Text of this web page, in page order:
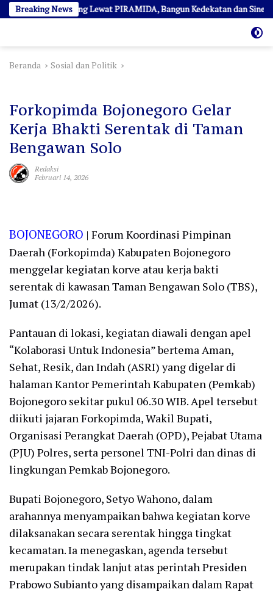
Langsung
ke
Breaking News
Ngopi Bareng Lewat PIRAMIDA, Bangun Kedekatan dan Sinergi
Beranda Sosial dan Politik
Forkopimda Bojonegoro Gelar
Kerja Bhakti Serentak di Taman
Bengawan Solo
Redaksi
Februari 14, 2026
BOJONEGORO | Forum Koordinasi Pimpinan
Daerah (Forkopimda) Kabupaten Bojonegoro
menggelar kegiatan korve atau kerja bakti
serentak di kawasan Taman Bengawan Solo (TBS),
Jumat (13/2/2026).
Pantauan di lokasi, kegiatan diawali dengan apel
“Kolaborasi Untuk Indonesia” bertema Aman,
Sehat, Resik, dan Indah (ASRI) yang digelar di
halaman Kantor Pemerintah Kabupaten (Pemkab)
Bojonegoro sekitar pukul 06.30 WIB. Apel tersebut
diikuti jajaran Forkopimda, Wakil Bupati,
Organisasi Perangkat Daerah (OPD), Pejabat Utama
(PJU) Polres, serta personel TNI-Polri dan dinas di
lingkungan Pemkab Bojonegoro.
Bupati Bojonegoro, Setyo Wahono, dalam
arahannya menyampaikan bahwa kegiatan korve
dilaksanakan secara serentak hingga tingkat
kecamatan. Ia menegaskan, agenda tersebut
merupakan tindak lanjut atas perintah Presiden
Prabowo Subianto yang disampaikan dalam Rapat